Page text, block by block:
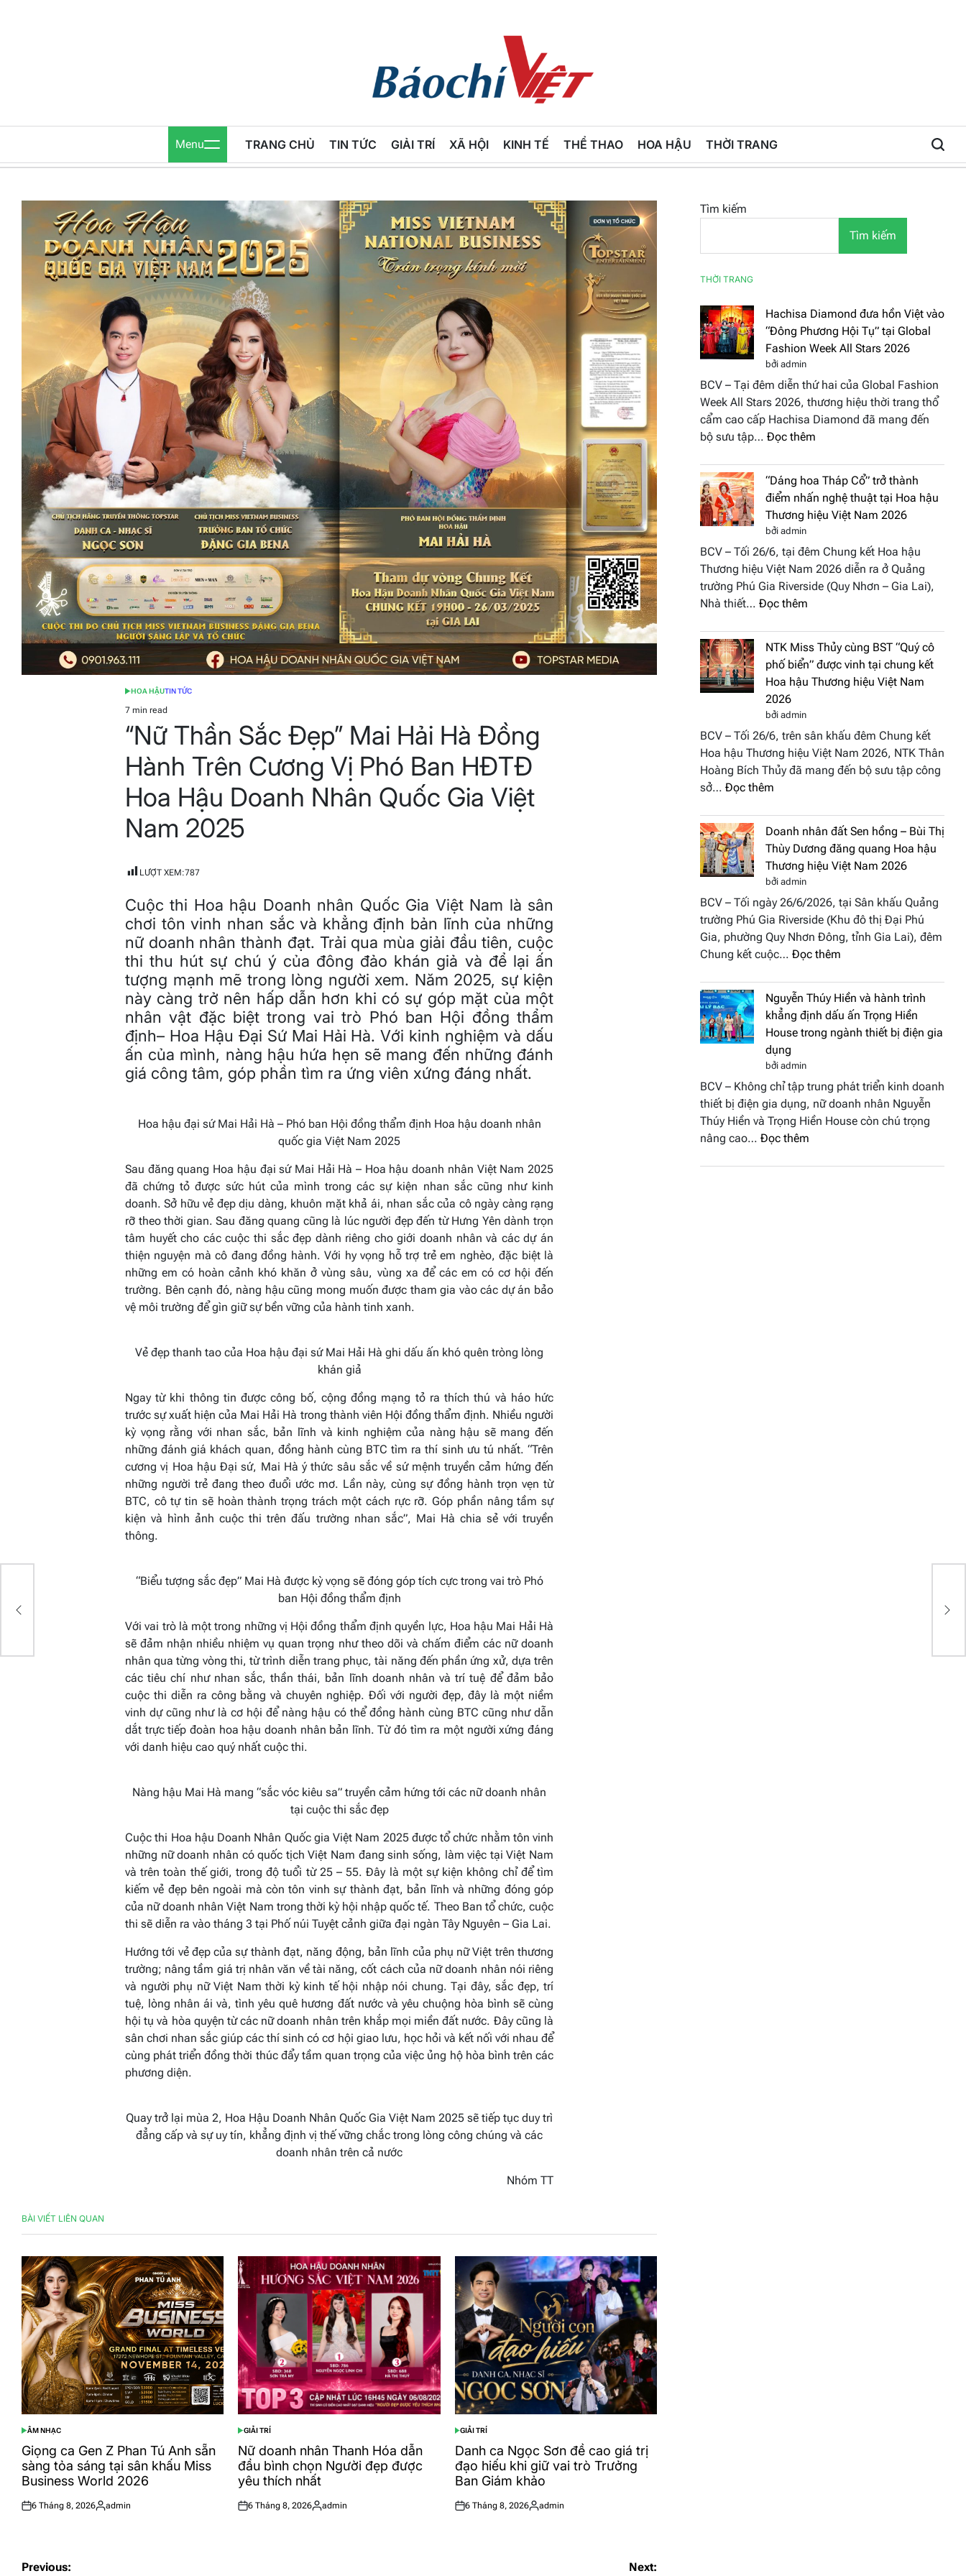
Chí
Việt
Menu TRANG CHỦ TIN TỨC GIẢI TRÍ XÃ HỘI KINH TẾ THỂ THAO HOA HẬU THỜI TRANG
POSTED
IN
HOA HẬUTIN TỨC
Estimated
read
7 min read
“Nữ Thần Sắc Đẹp” Mai Hải Hà Đồng
Hành Trên Cương Vị Phó Ban HĐTĐ
Hoa Hậu Doanh Nhân Quốc Gia Việt
Nam 2025
LƯỢT XEM:787
Cuộc thi Hoa hậu Doanh nhân Quốc Gia Việt Nam là sân
chơi tôn vinh nhan sắc và khẳng định bản lĩnh của những
nữ doanh nhân thành đạt. Trải qua mùa giải đầu tiên, cuộc
thi thu hút sự chú ý của đông đảo khán giả và để lại ấn
tượng mạnh mẽ trong lòng người xem. Năm 2025, sự kiện
này càng trở nên hấp dẫn hơn khi có sự góp mặt của một
nhân vật đặc biệt trong vai trò Phó ban Hội đồng thẩm
định– Hoa Hậu Đại Sứ Mai Hải Hà. Với kinh nghiệm và dấu
ấn của mình, nàng hậu hứa hẹn sẽ mang đến những đánh
giá công tâm, góp phần tìm ra ứng viên xứng đáng nhất.
Hoa hậu đại sứ Mai Hải Hà – Phó ban Hội đồng thẩm định Hoa hậu doanh nhân
quốc gia Việt Nam 2025
Sau đăng quang Hoa hậu đại sứ Mai Hải Hà – Hoa hậu doanh nhân Việt Nam 2025
đã chứng tỏ được sức hút của mình trong các sự kiện nhan sắc cũng như kinh
doanh. Sở hữu vẻ đẹp dịu dàng, khuôn mặt khả ái, nhan sắc của cô ngày càng rạng
rỡ theo thời gian. Sau đăng quang cũng là lúc người đẹp đến từ Hưng Yên dành trọn
tâm huyết cho các cuộc thi sắc đẹp dành riêng cho giới doanh nhân và các dự án
thiện nguyện mà cô đang đồng hành. Với hy vọng hỗ trợ trẻ em nghèo, đặc biệt là
những em có hoàn cảnh khó khăn ở vùng sâu, vùng xa để các em có cơ hội đến
trường. Bên cạnh đó, nàng hậu cũng mong muốn được tham gia vào các dự án bảo
vệ môi trường để gìn giữ sự bền vững của hành tinh xanh.
Vẻ đẹp thanh tao của Hoa hậu đại sứ Mai Hải Hà ghi dấu ấn khó quên tròng lòng
khán giả
Ngay từ khi thông tin được công bố, cộng đồng mạng tỏ ra thích thú và háo hức
trước sự xuất hiện của Mai Hải Hà trong thành viên Hội đồng thẩm định. Nhiều người
kỳ vọng rằng với nhan sắc, bản lĩnh và kinh nghiệm của nàng hậu sẽ mang đến
những đánh giá khách quan, đồng hành cùng BTC tìm ra thí sinh ưu tú nhất. “Trên
cương vị Hoa hậu Đại sứ, Mai Hà ý thức sâu sắc về sứ mệnh truyền cảm hứng đến
những người trẻ đang theo đuổi ước mơ. Lần này, cùng sự đồng hành trọn vẹn từ
BTC, cô tự tin sẽ hoàn thành trọng trách một cách rực rỡ. Góp phần nâng tầm sự
kiện và hình ảnh cuộc thi trên đấu trường nhan sắc”, Mai Hà chia sẻ với truyền
thông.
“Biểu tượng sắc đẹp” Mai Hà được kỳ vọng sẽ đóng góp tích cực trong vai trò Phó
ban Hội đồng thẩm định
Với vai trò là một trong những vị Hội đồng thẩm định quyền lực, Hoa hậu Mai Hải Hà
sẽ đảm nhận nhiều nhiệm vụ quan trọng như theo dõi và chấm điểm các nữ doanh
nhân qua từng vòng thi, từ trình diễn trang phục, tài năng đến phần ứng xử, dựa trên
các tiêu chí như nhan sắc, thần thái, bản lĩnh doanh nhân và trí tuệ để đảm bảo
cuộc thi diễn ra công bằng và chuyên nghiệp. Đối với người đẹp, đây là một niềm
vinh dự cũng như là cơ hội để nàng hậu có thể đồng hành cùng BTC cũng như dẫn
dắt trực tiếp đoàn hoa hậu doanh nhân bản lĩnh. Từ đó tìm ra một người xứng đáng
với danh hiệu cao quý nhất cuộc thi.
Nàng hậu Mai Hà mang “sắc vóc kiêu sa” truyền cảm hứng tới các nữ doanh nhân
tại cuộc thi sắc đẹp
Cuộc thi Hoa hậu Doanh Nhân Quốc gia Việt Nam 2025 được tổ chức nhằm tôn vinh
những nữ doanh nhân có quốc tịch Việt Nam đang sinh sống, làm việc tại Việt Nam
và trên toàn thế giới, trong độ tuổi từ 25 – 55. Đây là một sự kiện không chỉ để tìm
kiếm vẻ đẹp bên ngoài mà còn tôn vinh sự thành đạt, bản lĩnh và những đóng góp
của nữ doanh nhân Việt Nam trong thời kỳ hội nhập quốc tế. Theo Ban tổ chức, cuộc
thi sẽ diễn ra vào tháng 3 tại Phố núi Tuyệt cảnh giữa đại ngàn Tây Nguyên – Gia Lai.
Hướng tới vẻ đẹp của sự thành đạt, năng động, bản lĩnh của phụ nữ Việt trên thương
trường; nâng tầm giá trị nhân văn về tài năng, cốt cách của nữ doanh nhân nói riêng
và người phụ nữ Việt Nam thời kỳ kinh tế hội nhập nói chung. Tại đây, sắc đẹp, trí
tuệ, lòng nhân ái và, tình yêu quê hương đất nước và yêu chuộng hòa bình sẽ cùng
hội tụ và hòa quyện từ các nữ doanh nhân trên khắp mọi miền đất nước. Đây cũng là
sân chơi nhan sắc giúp các thí sinh có cơ hội giao lưu, học hỏi và kết nối với nhau để
cùng phát triển đồng thời thúc đẩy tầm quan trọng của việc ủng hộ hòa bình trên các
phương diện.
Quay trở lại mùa 2, Hoa Hậu Doanh Nhân Quốc Gia Việt Nam 2025 sẽ tiếp tục duy trì
đẳng cấp và sự uy tín, khẳng định vị thế vững chắc trong lòng công chúng và các
doanh nhân trên cả nước
Nhóm TT
BÀI VIẾT LIÊN QUAN
POSTED
IN
ÂM NHẠC
Giọng ca Gen Z Phan Tú Anh sẵn
sàng tỏa sáng tại sân khấu Miss
Business World 2026
Posted
6 Tháng 8, 2026
Posted
admin
POSTED
IN
GIẢI TRÍ
Nữ doanh nhân Thanh Hóa dẫn
đầu bình chọn Người đẹp được
yêu thích nhất
Posted
6 Tháng 8, 2026
Posted
admin
POSTED
IN
GIẢI TRÍ
Danh ca Ngọc Sơn đề cao giá trị
đạo hiếu khi giữ vai trò Trưởng
Ban Giám khảo
Posted
6 Tháng 8, 2026
Posted
admin
Điều
Previous: Next:
Tìm kiếm
Tìm kiếm
THỜI TRANG
Hachisa Diamond đưa hồn Việt vào
“Đông Phương Hội Tụ” tại Global
Fashion Week All Stars 2026
bởi admin
BCV – Tại đêm diễn thứ hai của Global Fashion
Week All Stars 2026, thương hiệu thời trang thổ
cẩm cao cấp Hachisa Diamond đã mang đến
bộ sưu tập… Đọc thêm
đưa
hồn
Việt
“Đông
Phương
Hội
Global
Fashion
Week
2026
“Dáng hoa Tháp Cổ” trở thành
điểm nhấn nghệ thuật tại Hoa hậu
Thương hiệu Việt Nam 2026
bởi admin
BCV – Tối 26/6, tại đêm Chung kết Hoa hậu
Thương hiệu Việt Nam 2026 diễn ra ở Quảng
trường Phú Gia Riverside (Quy Nhơn – Gia Lai),
Nhà thiết… Đọc thêm
Tháp
Cổ”
trở
nhấn
nghệ
thuật
hậu
Thương
hiệu
Nam
2026
NTK Miss Thủy cùng BST “Quý cô
phố biển” được vinh tại chung kết
Hoa hậu Thương hiệu Việt Nam
2026
bởi admin
BCV – Tối 26/6, trên sân khấu đêm Chung kết
Hoa hậu Thương hiệu Việt Nam 2026, NTK Thân
Hoàng Bích Thủy đã mang đến bộ sưu tập công
sở… Đọc thêm
Thủy
cùng
BST
“Quý
cô
phố
biển”
được
tại
chung
kết
Hoa
hậu
Thương
hiệu
Việt
Nam
Doanh nhân đất Sen hồng – Bùi Thị
Thùy Dương đăng quang Hoa hậu
Thương hiệu Việt Nam 2026
bởi admin
BCV – Tối ngày 26/6/2026, tại Sân khấu Quảng
trường Phú Gia Riverside (Khu đô thị Đại Phú
Gia, phường Quy Nhơn Đông, tỉnh Gia Lai), đêm
Chung kết cuộc… Đọc thêm
đất
Sen
hồng
Thị
Thùy
Dương
Nguyễn Thúy Hiền và hành trình
khẳng định dấu ấn Trọng Hiền
House trong ngành thiết bị điện gia
dụng
bởi admin
BCV – Không chỉ tập trung phát triển kinh doanh
thiết bị điện gia dụng, nữ doanh nhân Nguyễn
Thúy Hiền và Trọng Hiền House còn chú trọng
nâng cao… Đọc thêm